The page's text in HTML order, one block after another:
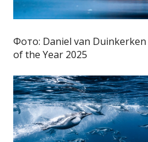
Фото: Daniel van
of the Year 2025